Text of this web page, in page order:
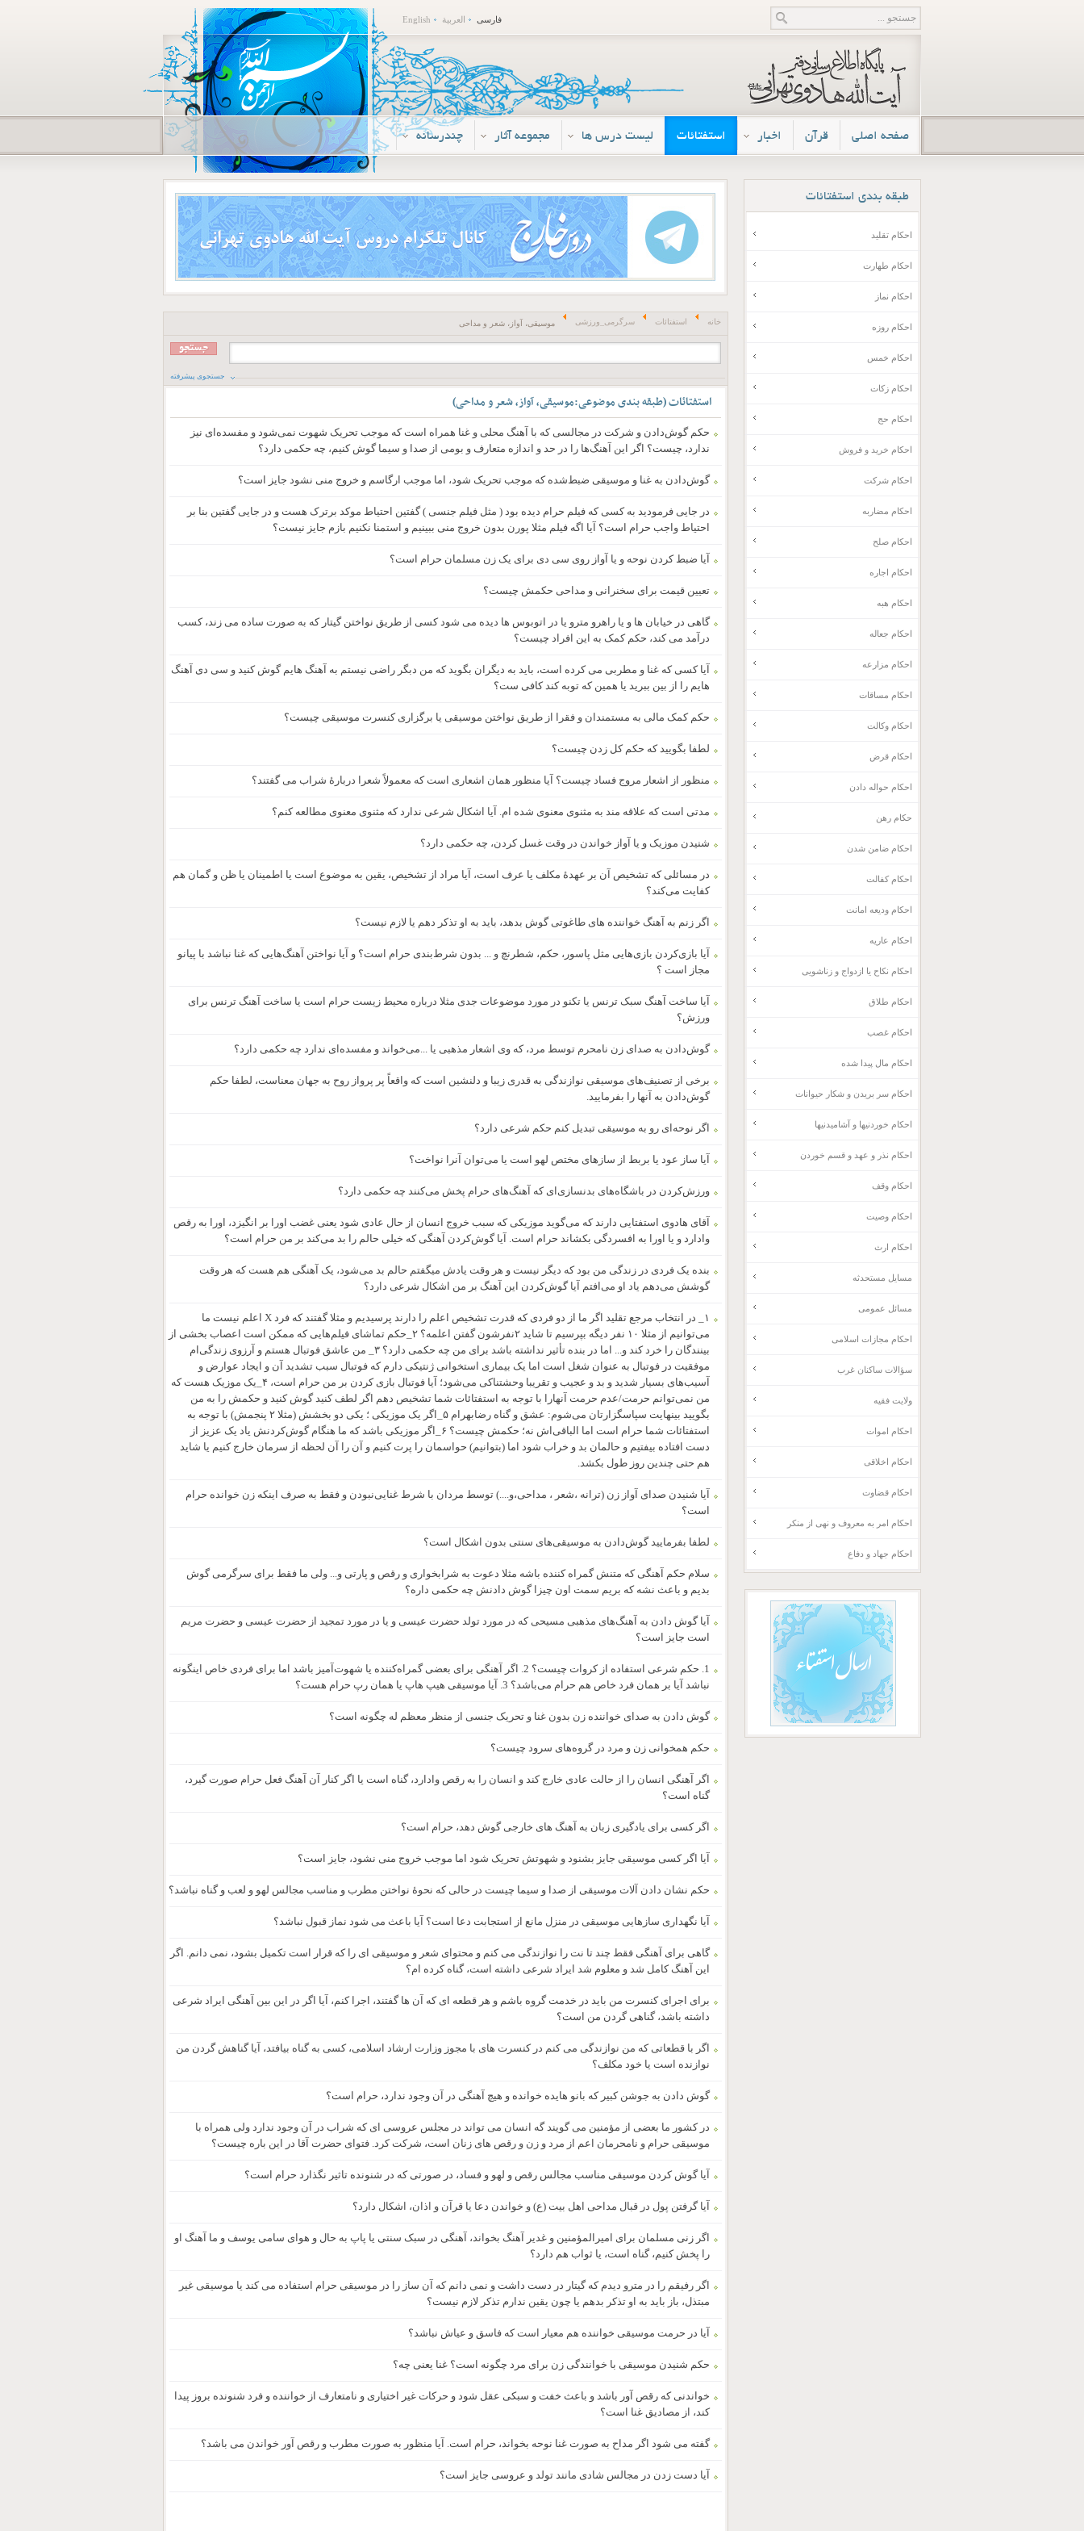
فارسی العربية English
صفحه اصلی قرآن اخبار استفتائات لیست درس ها مجموعه آثار چندرسانه
خانه استفتائات سرگرمی_ورزشی موسیقی، آواز، شعر و مداحی
جستجوی پیشرفته
استفتائات(طبقه بندی موضوعی:موسیقی، آواز، شعر و مداحی)
حکم گوش‌دادن و شرکت در مجالسی که با آهنگ محلی و غنا همراه است که موجب تحریک شهوت نمی‌شود و مفسده‌ای نیز
ندارد، چیست؟ اگر این آهنگ‌ها را در حد و اندازه متعارف و بومی از صدا و سیما گوش کنیم، چه حکمی دارد؟
گوش‌دادن به غنا و موسیقی ضبط‌شده که موجب تحریک شود، اما موجب ارگاسم و خروج منی نشود جایز است؟
در جایی فرمودید به کسی که فیلم حرام دیده بود ( مثل فیلم جنسی ) گفتین احتیاط موکد برترک هست و در جایی گفتین بنا بر
احتیاط واجب حرام است؟ آیا اگه فیلم مثلا پورن بدون خروج منی ببینیم و استمنا نکنیم بازم جایز نیست؟
آیا ضبط کردن نوحه و یا آواز روی سی دی برای یک زن مسلمان حرام است؟
تعیین قیمت برای سخنرانی و مداحی حکمش چیست؟
گاهی در خیابان ها و یا راهرو مترو یا در اتوبوس ها دیده می شود کسی از طریق نواختن گیتار که به صورت ساده می زند، کسب
درآمد می کند، حکم کمک به این افراد چیست؟
آیا کسی که غنا و مطربی می کرده است، باید به دیگران بگوید که من دبگر راضی نیستم به آهنگ هایم گوش کنید و سی دی آهنگ
هایم را از بین ببرید یا همین که توبه کند کافی ست؟
حکم کمک مالی به مستمندان و فقرا از طریق نواختن موسیقی یا برگزاری کنسرت موسیقی چیست؟
لطفا بگویید که حکم کل زدن چیست؟
منظور از اشعار مروج فساد چیست؟ آیا منظور همان اشعاری است که معمولاً شعرا دربارۀ شراب می گفتند؟
مدتی است که علاقه مند به مثنوی معنوی شده ام. آیا اشکال شرعی ندارد که مثنوی معنوی مطالعه کنم؟
شنیدن موزیک و یا آواز خواندن در وقت غسل کردن، چه حکمی دارد؟
در مسائلی که تشخیص آن بر عهدۀ مکلف یا عرف است، آیا مراد از تشخیص، یقین به موضوع است یا اطمینان یا ظن و گمان هم
کفایت می‌کند؟
اگر زنم به آهنگ خواننده های طاغوتی گوش بدهد، باید به او تذکر دهم یا لازم نیست؟
آیا بازی‌کردن بازی‌هایی مثل پاسور، حکم، شطرنچ و ... بدون شرط‌بندی حرام است؟ و آیا نواختن آهنگ‌هایی که غنا نباشد با پیانو
مجاز است ؟
آیا ساخت آهنگ سبک ترنس یا تکنو در مورد موضوعات جدی مثلا درباره محیط زیست حرام است یا ساخت آهنگ ترنس برای
ورزش؟
گوش‌دادن به صدای زن نامحرم توسط مرد، که وی اشعار مذهبی یا ...می‌خواند و مفسده‌ای ندارد چه حکمی دارد؟
برخی از تصنیف‌های موسیقی نوازندگی به قدری زیبا و دلنشین است که واقعاً پر پرواز روح به جهان معناست، لطفا حکم
گوش‌دادن به آنها را بفرمایید.
اگر نوحه‌ای رو به موسیقی تبدیل کنم حکم شرعی دارد؟
آیا ساز عود یا بربط از سازهای مختص لهو است یا می‌توان آنرا نواخت؟
ورزش‌کردن در باشگاه‌های بدنسازی‌ای که آهنگ‌های حرام پخش می‌کنند چه حکمی دارد؟
آقای هادوی استفتایی دارند که می‌گوید موزیکی که سبب خروج انسان از حال عادی شود یعنی غضب اورا بر انگیزد، اورا به رقص
وادارد و یا اورا به افسردگی بکشاند حرام است. آیا گوش‌کردن آهنگی که خیلی حالم را بد می‌‌کند بر من حرام است؟
بنده یک فردی در زندگی من بود که دیگر نیست و هر وقت یادش میگفتم حالم بد می‌شود، یک آهنگی هم هست که هر وقت
گوشش می‌دهم یاد او می‌افتم آیا گوش‌کردن این آهنگ بر من اشکال شرعی دارد؟
۱_ در انتخاب مرجع تقلید اگر ما از دو فردی که قدرت تشخیص اعلم را دارند پرسیدیم و مثلا گفتند که فرد X اعلم‌ نیست ما
می‌توانیم از مثلا ۱۰ نفر دیگه بپرسیم تا شاید ۲نفرشون گفتن اعلمه؟ ۲_حکم تماشای فیلم‌هایی که ممکن است اعصاب بخشی از
بینندگان را خرد کند و... اما در بنده تأثیر نداشته باشد برای من چه حکمی دارد؟ ۳_ من عاشق فوتبال هستم و آرزوی زندگی‌ام
موفقیت در فوتبال به عنوان شغل است اما یک بیماری استخوانی ژنتیکی دارم که فوتبال سبب تشدید آن و ایجاد عوارض و
آسیب‌های بسیار شدید و بد و عجیب و تقریبا وحشتناکی می‌شود؛ آیا فوتبال بازی کردن بر من حرام است، ۴_یک موزیک هست که
من نمی‌توانم حرمت/عدم حرمت آنهارا با توجه به استفتائات شما تشخیص دهم اگر لطف کنید گوش کنید و حکمش را به من
بگویید بینهایت سپاسگزارتان می‌شوم: عشق و گناه رضابهرام ۵_اگر یک موزیکی ؛ یکی دو بخشش (‌مثلا ۲ پنجمش) با توجه به
استفتائات شما حرام است اما الباقی‌اش نه؛ حکمش چیست؟ ۶_اگر موزیکی باشد که ما هنگام گوش‌کردنش یاد یک عزیز از
دست افتاده بیفتیم و حالمان بد و خراب شود اما (بتوانیم) حواسمان را پرت کنیم و آن را آن‌ لحظه از سرمان خارج کنیم یا شاید
هم حتی چندین روز طول بکشد.
آیا شنیدن صدای آواز زن (ترانه ،شعر ، مداحی،و....) توسط مردان با شرط غنایی‌نبودن و فقط به صرف اینکه زن خوانده حرام
است؟
لطفا بفرمایید گوش‌دادن به موسیقی‌های سنتی بدون اشکال است؟
سلام حکم آهنگی که متنش گمراه کننده باشه مثلا دعوت به شرابخواری و رقص و پارتی و... ولی ما فقط برای سرگرمی گوش
بدیم و باعث نشه که بریم سمت اون چیزا گوش دادنش چه حکمی داره؟
آیا گوش دادن به آهنگ‌های مذهبی مسیحی که در مورد تولد حضرت عیسی و یا در مورد تمجید از حضرت عیسی و حضرت مریم
است جایز است؟
1. حکم شرعی استفاده از کروات چیست؟ 2. اگر آهنگی برای بعضی گمراه‌کننده یا شهوت‌آمیز باشد اما برای فردی خاص اینگونه
نباشد آیا بر همان فرد خاص هم حرام می‌باشد؟ 3. آیا موسیقی هیپ هاپ یا همان رپ حرام هست؟
گوش دادن به صدای خواننده زن بدون غنا و تحریک جنسی از منظر معظم له چگونه است؟
حکم همخوانی زن و مرد در گروه‌های سرود چیست؟
اگر آهنگی انسان را از حالت عادی خارج کند و انسان را به رقص وادارد، گناه است یا اگر کنار آن آهنگ فعل حرام صورت گیرد،
گناه است؟
اگر کسی برای یادگیری زبان به آهنگ های خارجی گوش دهد، حرام است؟
آیا اگر کسی موسیقی جایز بشنود و شهوتش تحریک شود اما موجب خروج منی نشود، جایز است؟
حکم نشان دادن آلات موسیقی از صدا و سیما چیست در حالی که نحوۀ نواختن مطرب و مناسب مجالس لهو و لعب و گناه نباشد؟
آیا نگهداری سازهایی موسیقی در منزل مانع از استجابت دعا است؟ آیا باعث می شود نماز قبول نباشد؟
گاهی برای آهنگی فقط چند تا نت را نوازندگی می کنم و محتوای شعر و موسیقی ای را که قرار است تکمیل بشود، نمی دانم. اگر
این آهنگ کامل شد و معلوم شد ایراد شرعی داشته است، گناه کرده ام؟
برای اجرای کنسرت من باید در خدمت گروه باشم و هر قطعه ای که آن ها گفتند، اجرا کنم، آیا اگر در این بین آهنگی ایراد شرعی
داشته باشد، گناهی گردن من است؟
اگر با قطعاتی که من نوازندگی می کنم در کنسرت های با مجوز وزارت ارشاد اسلامی، کسی به گناه بیافتد، آیا گناهش گردن من
نوازنده است یا خود مکلف؟
گوش دادن به جوشن کبیر که بانو هایده خوانده و هیچ آهنگی در آن وجود ندارد، حرام است؟
در کشور ما بعضی از مؤمنین می گویند گه انسان می تواند در مجلس عروسی ای که شراب در آن وجود ندارد ولی همراه با
موسیقی حرام و نامحرمان اعم از مرد و زن و رقص های زنان است، شرکت کرد. فتوای حضرت آقا در این باره چیست؟
آیا گوش کردن موسیقی مناسب مجالس رقص و لهو و فساد، در صورتی که در شنونده تاثیر نگذارد حرام است؟
آیا گرفتن پول در قبال مداحی اهل بیت (ع) و خواندن دعا یا قرآن و اذان، اشکال دارد؟
اگر زنی مسلمان برای امیرالمؤمنین و غدیر آهنگ بخواند، آهنگی در سبک سنتی یا پاپ به حال و هوای سامی یوسف و ما آهنگ او
را پخش کنیم، گناه است، یا ثواب هم دارد؟
اگر رفیقم را در مترو دیدم که گیتار در دست داشت و نمی دانم که آن ساز را در موسیقی حرام استفاده می کند یا موسیقی غیر
مبتذل، باز باید به او تذکر بدهم یا چون یقین ندارم تذکر لازم نیست؟
آیا در حرمت موسیقی خواننده هم معیار است که فاسق و عیاش نباشد؟
حکم شنیدن موسیقی با خوانندگی زن برای مرد چگونه است؟ غنا یعنی چه؟
خواندنی که رقص آور باشد و باعث خفت و سبکی عقل شود و حرکات غیر اختیاری و نامتعارف از خواننده و فرد شنونده بروز پیدا
کند، از مصادیق غنا است؟
گفته می شود اگر مداح به صورت غنا نوحه بخواند، حرام است. آیا منظور به صورت مطرب و رقص آور خواندن می باشد؟
آیا دست زدن در مجالس شادی مانند تولد و عروسی جایز است؟
طبقه بندی استفتائات
احکام تقلید
احکام طهارت
احکام نماز
احکام روزه
احکام خمس
احکام زکات
احکام حج
احکام خرید و فروش
احکام شرکت
احکام مضاربه
احکام صلح
احکام اجاره
احکام هبه
احکام جعاله
احکام مزارعه
احکام مساقات
احکام وکالت
احکام قرض
احکام حواله دادن
حکام رهن
احکام ضامن شدن
احکام کفالت
احکام ودیعه امانت
احکام عاریه
احکام نکاح یا ازدواج و زناشویی
احکام طلاق
احکام غصب
احکام مال پیدا شده
احکام سر بریدن و شکار حیوانات
احکام خوردنیها و آشامیدنیها
احکام نذر و عهد و قسم خوردن
احکام وقف
احکام وصیت
احکام ارث
مسایل مستحدثه
مسائل عمومی
احکام مجازات اسلامی
سؤالات ساکنان غرب
ولایت فقیه
احکام اموات
احکام اخلاقی
احکام قضاوت
احکام امر به معروف و نهی از منکر
احکام جهاد و دفاع